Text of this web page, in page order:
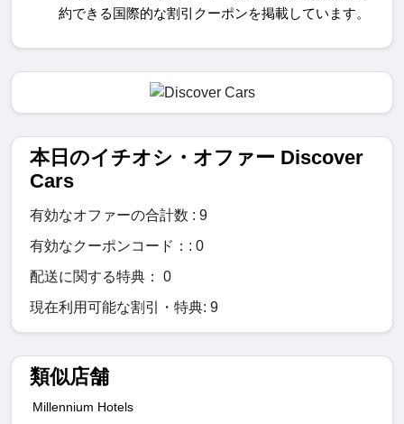
約できる国際的な割引クーポンを掲載しています。
本日のイチオシ・オファー Discover
Cars
有効なオファーの合計数 : 9
有効なクーポンコード：: 0
配送に関する特典： 0
現在利用可能な割引・特典: 9
類似店舗
Millennium Hotels